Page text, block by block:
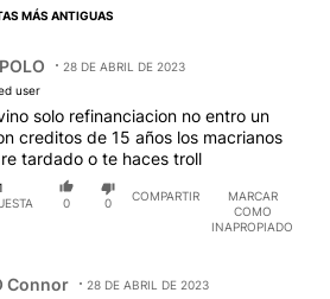
MÁS ANTIGUAS
28 DE ABRIL DE 2023
user
solo refinanciacion no entro un
creditos de 15 años los macrianos
tardado o te haces troll
0 0
COMPARTIR
MARCAR
COMO
INAPROPIADO
Connor
28 DE ABRIL DE 2023